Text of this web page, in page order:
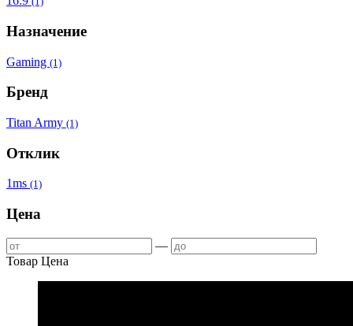
Назначение
Gaming (1)
Бренд
Titan Army (1)
Отклик
1ms (1)
Цена
—
Товар Цена